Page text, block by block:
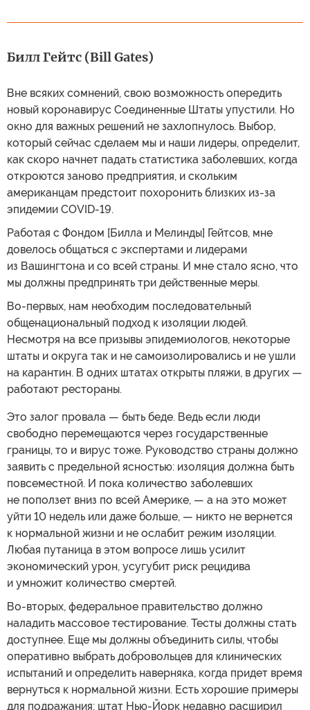
Билл Гейтс (Bill Gates)
Вне всяких сомнений, свою возможность опередить
новый коронавирус Соединенные Штаты упустили. Но
окно для важных решений не захлопнулось. Выбор,
который сейчас сделаем мы и наши лидеры, определит,
как скоро начнет падать статистика заболевших, когда
откроются заново предприятия, и скольким
американцам предстоит похоронить близких из-за
эпидемии COVID-19.
Работая с Фондом [Билла и Мелинды] Гейтсов, мне
довелось общаться с экспертами и лидерами
из Вашингтона и со всей страны. И мне стало ясно, что
мы должны предпринять три действенные меры.
Во-первых, нам необходим последовательный
общенациональный подход к изоляции людей.
Несмотря на все призывы эпидемиологов, некоторые
штаты и округа так и не самоизолировались и не ушли
на карантин. В одних штатах открыты пляжи, в других —
работают рестораны.
Это залог провала — быть беде. Ведь если люди
свободно перемещаются через государственные
границы, то и вирус тоже. Руководство страны должно
заявить с предельной ясностью: изоляция должна быть
повсеместной. И пока количество заболевших
не поползет вниз по всей Америке, — а на это может
уйти 10 недель или даже больше, — никто не вернется
к нормальной жизни и не ослабит режим изоляции.
Любая путаница в этом вопросе лишь усилит
экономический урон, усугубит риск рецидива
и умножит количество смертей.
Во-вторых, федеральное правительство должно
наладить массовое тестирование. Тесты должны стать
доступнее. Еще мы должны объединить силы, чтобы
оперативно выбрать добровольцев для клинических
испытаний и определить наверняка, когда придет время
вернуться к нормальной жизни. Есть хорошие примеры
для подражания: штат Нью-Йорк недавно расширил